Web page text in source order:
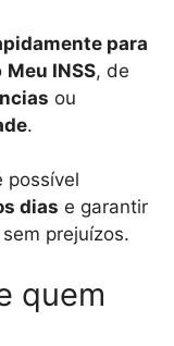
para
Meu INSS, de
ou
.
possível
dias e garantir
prejuízos.
quem